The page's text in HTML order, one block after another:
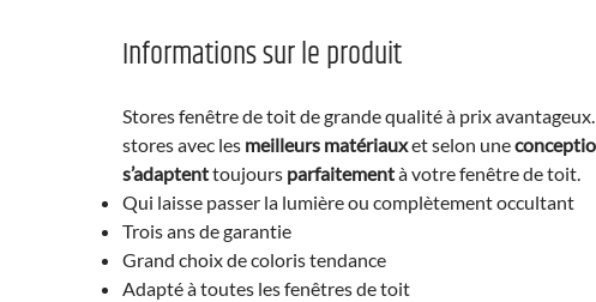
Informations sur le produit
Stores fenêtre de toit de grande qualité à prix
stores avec les meilleurs matériauxet selon une
s’adaptenttoujours parfaitementà votre fenêtre de toit.
Qui laisse passer la lumière ou complètement occultant
Trois ans de garantie
Grand choix de coloris tendance
Adapté à toutes les fenêtres de toit